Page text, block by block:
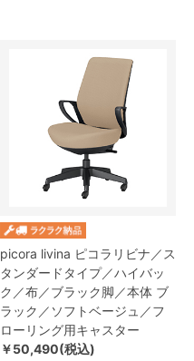
picora livina ピコラリビナ／ス
タンダードタイプ／ハイバッ
ク／布／ブラック脚／本体 ブ
ラック／ソフトベージュ／フ
ローリング用キャスター
￥50,490(税込)